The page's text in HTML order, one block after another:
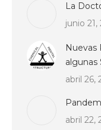
La
junio 21,
Nuevas
algunas
abril 26,
abril 22,